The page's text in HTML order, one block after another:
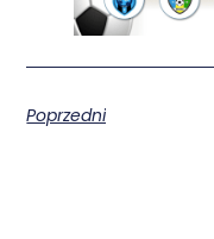
Poprzedni